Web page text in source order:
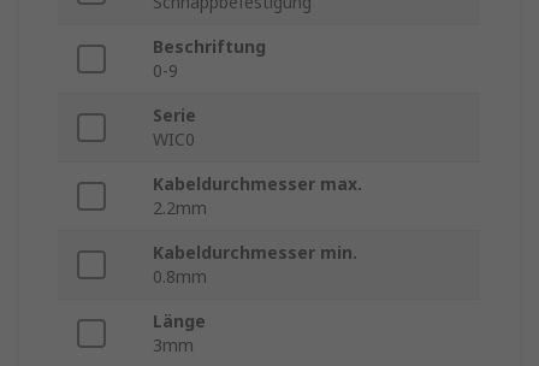
Beschriftung
0-9
Serie
WIC0
Kabeldurchmesser max.
2.2mm
Kabeldurchmesser min.
0.8mm
Länge
3mm